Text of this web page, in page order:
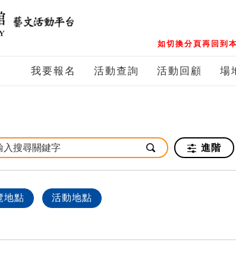
如切換分頁再回到
我要報名 活動查詢 活動回顧 場
進階
地點 活動地點